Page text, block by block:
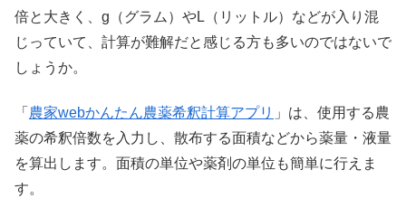
倍と大きく、g（グラム）やL（リットル）などが入り混
じっていて、計算が難解だと感じる方も多いのではないで
しょうか。
「 農家webかんたん農薬希釈計算アプリ 」は、使用する農
薬の希釈倍数を入力し、散布する面積などから薬量・液量
を算出します。面積の単位や薬剤の単位も簡単に行えま
す。